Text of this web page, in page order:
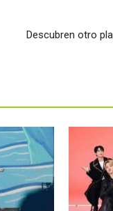
Descubren otro